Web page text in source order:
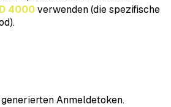
4000verwenden (die spezifische
Anmeldetoken.